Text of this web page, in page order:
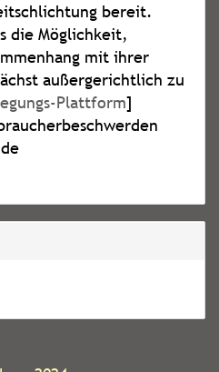
bereit.
die Möglichkeit,
mit ihrer
außergerichtlich zu
Plattform]